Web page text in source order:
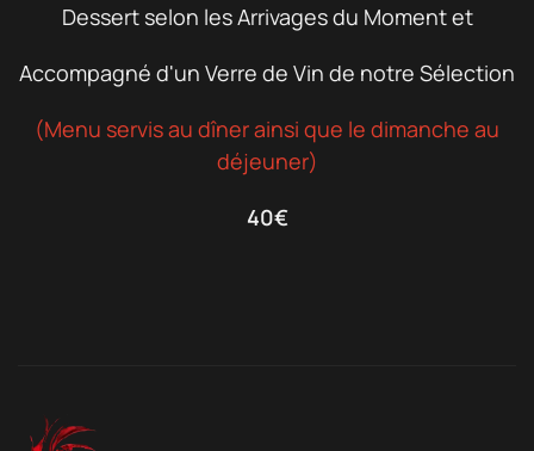
Dessert selon les Arrivages du Moment et
Accompagné d'un Verre de Vin de notre Sélection
(Menu servis au dîner ainsi que le dimanche au
déjeuner)
40€